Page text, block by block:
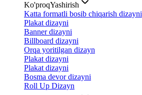
Ko'proqYashirish
Katta formatli bosib chiqarish dizayni
Plakat dizayni
Banner dizayni
Billboard dizayni
Orqa yoritilgan dizayn
Plakat dizayni
Plakat dizayni
Bosma devor dizayni
Roll Up Dizayn